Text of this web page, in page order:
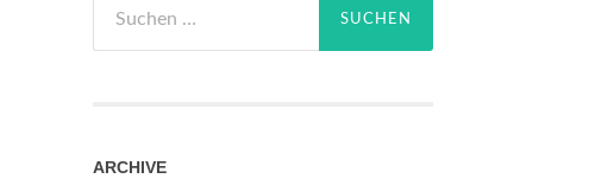
nach:
ARCHIVE